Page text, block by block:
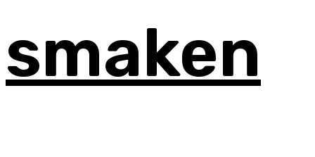
smaken